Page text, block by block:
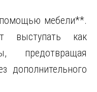
мебели**.
выступать как
предотвращая
дополнительного